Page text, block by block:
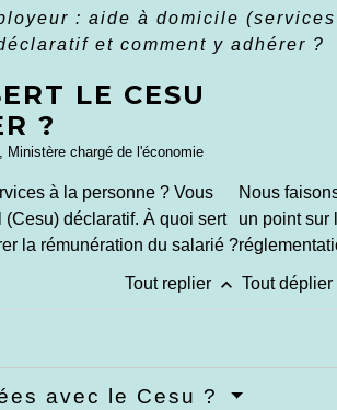
: aide à domicile (services
et comment y adhérer ?
LE CESU
?
chargé de l'économie
à la personne ? Vous
déclaratif. À quoi sert
la rémunération du salarié ?
Nous
un point sur
Tout replier keyboard_arrow_up Tout déplier
avec le Cesu ?